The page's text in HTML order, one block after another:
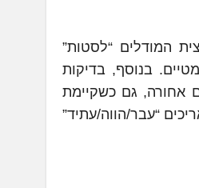
המודלים “לסטות”
בנוסף, בדיקות
אחורה, גם כשקיימת
“עבר/הווה/עתיד”